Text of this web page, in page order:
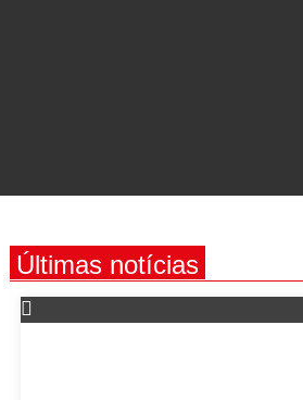
Últimas notícias